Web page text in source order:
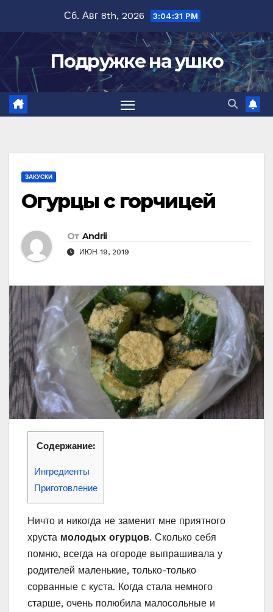
содержимому
Сб. Авг 8th, 2026 3:04:32 PM
Подружке на ушко
ЗАКУСКИ
Огурцы с горчицей
От Andrii
ИЮН 19, 2019
Содержание:
Ингредиенты
Приготовление
Ничто и никогда не заменит мне приятного
хруста молодых огурцов. Сколько себя
помню, всегда на огороде выпрашивала у
родителей маленькие, только-только
сорванные с куста. Когда стала немного
старше, очень полюбила малосольные и